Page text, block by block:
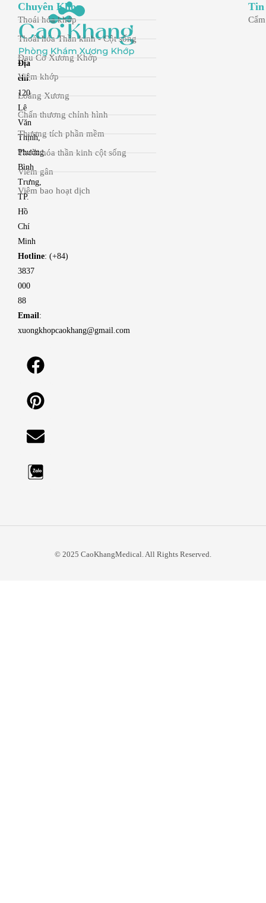
Địa
chỉ:
120
Lê
Văn
Thịnh,
Phường
Bình
Trưng,
TP.
Hồ
Chí
Minh
Hotline: (+84)
3837
000
88
Email:
xuongkhopcaokhang@gmail.com
Chuyên Khoa
Thoái hóa khớp
Thoái hóa Thần kinh - Cột sống
Đau Cơ Xương Khớp
Viêm khớp
Loãng Xương
Chấn thương chỉnh hình
Thương tích phần mềm
Thoái hóa thần kinh cột sống
Viêm gân
Viêm bao hoạt dịch
Tin
© 2025 CaoKhangMedical. All Rights Reserved.